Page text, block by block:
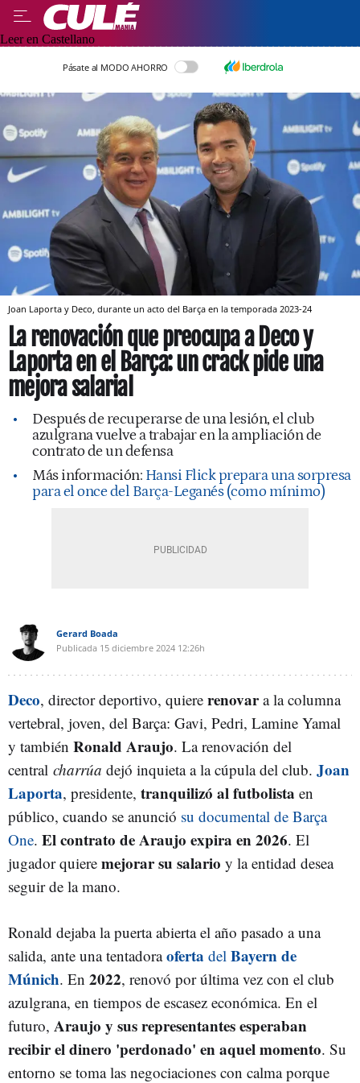
Leer en Castellano
Pásate al MODO AHORRO
Joan Laporta y Deco, durante un acto del Barça en la temporada 2023-24
La renovación que preocupa a Deco y
Laporta en el Barça: un crack pide una
mejora salarial
Después de recuperarse de una lesión, el club
azulgrana vuelve a trabajar en la ampliación de
contrato de un defensa
Más información: Hansi Flick prepara una sorpresa
para el once del Barça-Leganés (como mínimo)
Gerard Boada
Publicada 15 diciembre 2024 12:26h
Deco, director deportivo, quiere renovara la columna
vertebral, joven, del Barça: Gavi, Pedri, Lamine Yamal
y también Ronald Araujo. La renovación del
central charrúa dejó inquieta a la cúpula del club. Joan
Laporta, presidente, tranquilizó al futbolista en
público, cuando se anunció su documental de Barça
One. El contrato de Araujo expira en 2026. El
jugador quiere mejorar su salario y la entidad desea
seguir de la mano.
Ronald dejaba la puerta abierta el año pasado a una
salida, ante una tentadoraoferta del Bayern de
Múnich. En 2022, renovó por última vez con el club
azulgrana, en tiempos de escasez económica. En el
futuro, Araujo y sus representantes esperaban
recibir el dinero 'perdonado' en aquel momento. Su
entorno se toma las negociaciones con calma porque